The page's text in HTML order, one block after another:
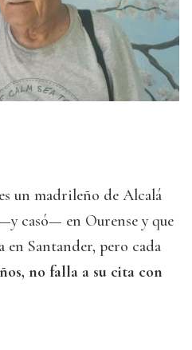
es un madrileño de Alcalá
casó— en Ourense y que
Santander, pero cada
no falla a su cita con